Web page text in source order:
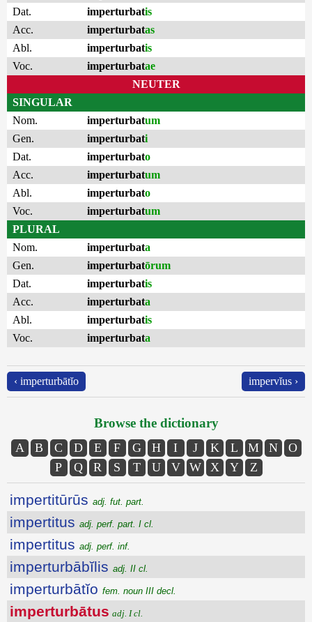
Dat.
imperturbatis
Acc.
imperturbatas
Abl.
imperturbatis
Voc.
imperturbatae
NEUTER
SINGULAR
Nom.
imperturbatum
Gen.
imperturbati
Dat.
imperturbato
Acc.
imperturbatum
Abl.
imperturbato
Voc.
imperturbatum
PLURAL
Nom.
imperturbata
Gen.
imperturbatōrum
Dat.
imperturbatis
Acc.
imperturbata
Abl.
imperturbatis
Voc.
imperturbata
‹ imperturbātĭo impervĭus ›
Browse the dictionary
A B C D E F G H I J K L M N
O
P
Q R S T U V W X Y Z
impertitūrūs adj. fut. part.
impertitus adj. perf. part. I cl.
impertitus adj. perf. inf.
imperturbābĭlis adj. II cl.
imperturbātĭo fem. noun III decl.
imperturbātus adj. I cl.